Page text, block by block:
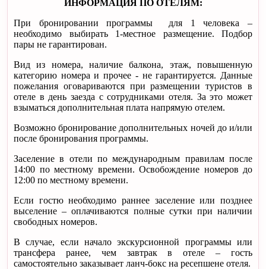
ИНФОРМАЦИЯ ПО ОТЕЛЯМ:
При бронировании программы для 1 человека –
необходимо выбирать 1-местное размещение. Подбор
пары не гарантирован.
Вид из номера, наличие балкона, этаж, повышенную
категорию номера и прочее - не гарантируется. Данные
пожелания оговариваются при размещении туристов в
отеле в день заезда с сотрудниками отеля. За это может
взыматься дополнительная плата напрямую отелем.
Возможно бронирование дополнительных ночей до и/или
после бронирования программы.
Заселение в отели по международным правилам после
14:00 по местному времени. Освобождение номеров до
12:00 по местному времени.
Если гостю необходимо раннее заселение или позднее
выселение – оплачиваются полные сутки при наличии
свободных номеров.
В случае, если начало экскурсионной программы или
трансфера ранее, чем завтрак в отеле – гость
самостоятельно заказывает ланч-бокс на ресепшене отеля.